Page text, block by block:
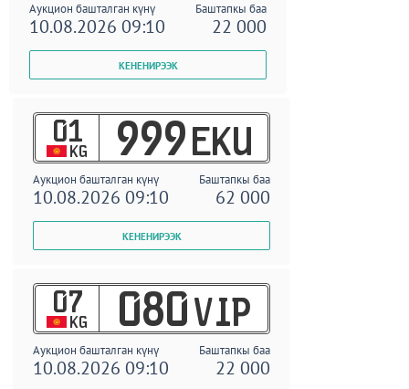
Аукцион башталган күнү Баштапкы баа
10.08.2026 09:10 22 000
01
KG 999 EKU
Аукцион башталган күнү Баштапкы баа
10.08.2026 09:10 62 000
07
KG 080 VIP
Аукцион башталган күнү Баштапкы баа
10.08.2026 09:10 22 000